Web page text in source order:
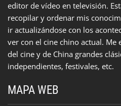
editor de vídeo en televisión.
recopilar y ordenar mis
ir actualizándose con los
ver con el cine chino actual. Me
del cine y de China grandes
independientes, festivales, etc.
MAPA WEB